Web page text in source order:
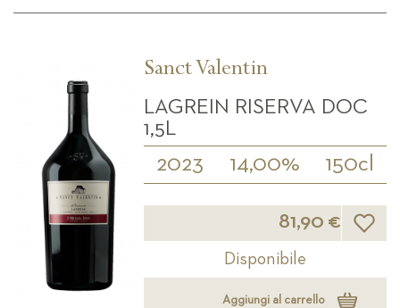
Sanct Valentin
LAGREIN RISERVA DOC
1,5L
2023 14,00% 150cl
81,90 € Lista
Disponibile
Aggiungi al carrello